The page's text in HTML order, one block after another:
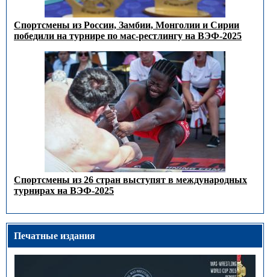
Спортсмены из России, Замбии, Монголии и Сирии
победили на турнире по мас-рестлингу на ВЭФ-2025
Спортсмены из 26 стран выступят в международных
турнирах на ВЭФ-2025
Печатные издания